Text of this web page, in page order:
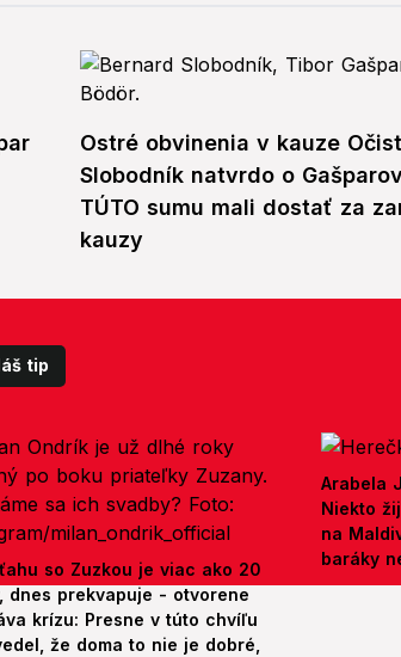
Ostré obvinenia v kauze
Slobodník natvrdo o
TÚTO sumu mali dostať za
kauzy
tip
so Zuzkou je viac ako 20
dnes prekvapuje - otvorene
krízu: Presne v túto chvíľu
že doma to nie je dobré,
Arabela
Niekto
na
baráky